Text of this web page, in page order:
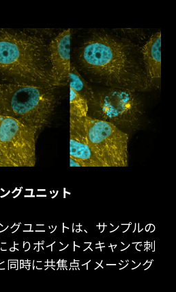
グユニット
グユニットは、サンプルの
よりポイントスキャンで刺
同時に共焦点イメージング